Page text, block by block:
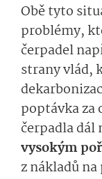
Obě tyto
problémy,
čerpadel
strany vlád,
poptávka za
čerpadla
vysokým
z nákladů